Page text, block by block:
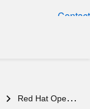
Contact
Red Hat OpenShift Data Foundation